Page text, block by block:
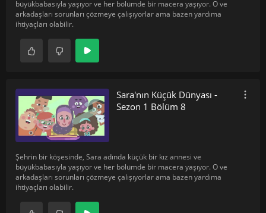
büyükbabasıyla yaşıyor ve her bölümde bir macera yaşıyor. O ve
arkadaşları sorunları çözmeye çalışıyorlar ama bazen yardıma
ihtiyaçları olabilir.
Sara'nın Küçük Dünyası -
Sezon 1 Bölüm 8
Şehrin bir köşesinde, Sara adında küçük bir kız annesi ve
büyükbabasıyla yaşıyor ve her bölümde bir macera yaşıyor. O ve
arkadaşları sorunları çözmeye çalışıyorlar ama bazen yardıma
ihtiyaçları olabilir.